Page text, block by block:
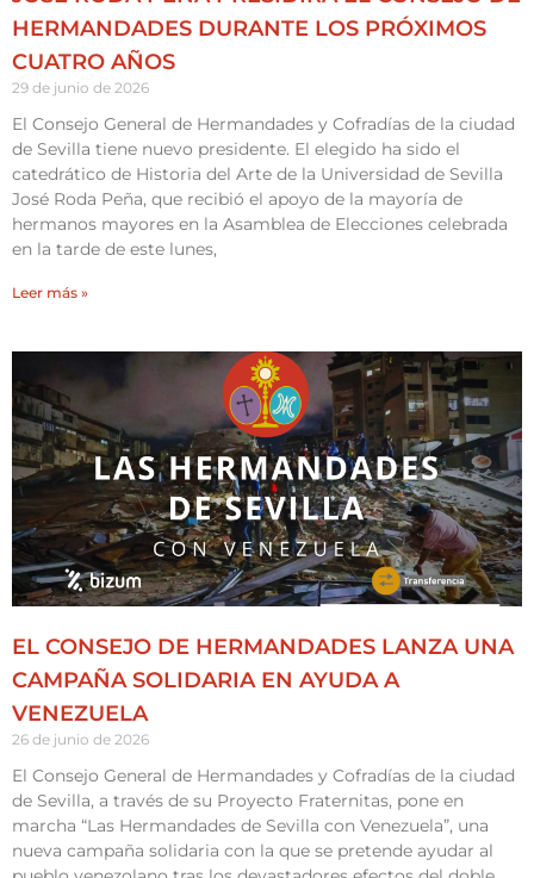
HERMANDADES DURANTE LOS PRÓXIMOS
CUATRO AÑOS
29 de junio de 2026
El Consejo General de Hermandades y Cofradías de la ciudad
de Sevilla tiene nuevo presidente. El elegido ha sido el
catedrático de Historia del Arte de la Universidad de Sevilla
José Roda Peña, que recibió el apoyo de la mayoría de
hermanos mayores en la Asamblea de Elecciones celebrada
en la tarde de este lunes,
Leer más »
EL CONSEJO DE HERMANDADES LANZA UNA
CAMPAÑA SOLIDARIA EN AYUDA A
VENEZUELA
26 de junio de 2026
El Consejo General de Hermandades y Cofradías de la ciudad
de Sevilla, a través de su Proyecto Fraternitas, pone en
marcha “Las Hermandades de Sevilla con Venezuela”, una
nueva campaña solidaria con la que se pretende ayudar al